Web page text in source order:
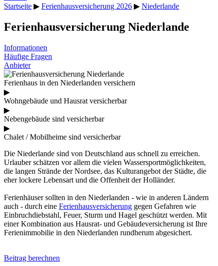
Startseite ▶ Ferienhausversicherung 2026 ▶ Niederlande
Ferienhausversicherung Niederlande
Informationen
Häufige Fragen
Anbieter
Ferienhaus in den Niederlanden versichern
▶
Wohngebäude und Hausrat versicherbar
▶
Nebengebäude sind versicherbar
▶
Chalet / Mobilheime sind versicherbar
Die Niederlande sind von Deutschland aus schnell zu erreichen.
Urlauber schätzen vor allem die vielen Wassersportmöglichkeiten,
die langen Strände der Nordsee, das Kulturangebot der Städte, die
eher lockere Lebensart und die Offenheit der Holländer.
Ferienhäuser sollten in den Niederlanden - wie in anderen Ländern
auch - durch eine Ferienhausversicherung gegen Gefahren wie
Einbruchdiebstahl, Feuer, Sturm und Hagel geschützt werden. Mit
einer Kombination aus Hausrat- und Gebäudeversicherung ist Ihre
Ferienimmobilie in den Niederlanden rundherum abgesichert.
Beitrag berechnen